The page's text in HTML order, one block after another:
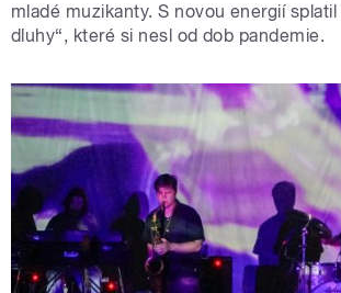
mladé muzikanty. S novou energií
dluhy“, které si nesl od dob pandemie.